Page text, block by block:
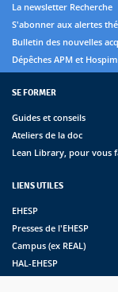
La newsletter Recherche
S'abonner aux alertes
Bulletin des nouvelles
Dépêches APM et
SE FORMER
Guides et conseils
Ateliers de la doc
Lean Library, pour vous
LIENS UTILES
EHESP
Presses de l'EHESP
Campus (ex REAL)
HAL-EHESP